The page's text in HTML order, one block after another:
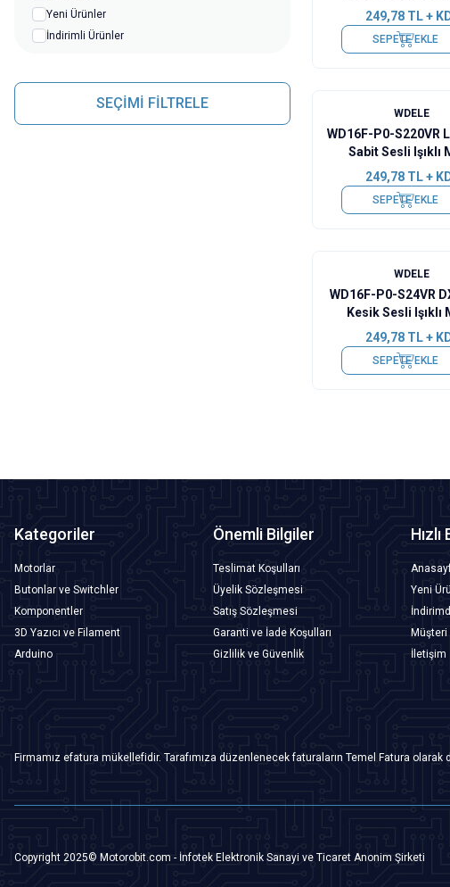
Yeni Ürünler
İndirimli Ürünler
SEÇİMİ FİLTRELE
Buzzer - 12V
249,78TL +
SEPETE EKLE
WDELE
WD16F-P0-S220VR
Sabit Sesli Işıklı
Buzzer -
249,78TL +
SEPETE EKLE
WDELE
WD16F-P0-S24VR
Kesik Sesli Işıklı
Buzzer - 24V
249,78TL +
SEPETE EKLE
Kategoriler
Motorlar
Butonlar ve Switchler
Komponentler
3D Yazıcı ve Filament
Arduino
Önemli Bilgiler
Teslimat Koşulları
Üyelik Sözleşmesi
Satış Sözleşmesi
Garanti ve İade Koşulları
Gizlilik ve Güvenlik
Yeni
Müşteri
İletişim
Firmamız efatura mükellefidir. Tarafımıza düzenlenecek faturaların Temel Fatura
Copyright 2025© Motorobit.com - İnfotek Elektronik Sanayi ve Ticaret Anonim Şirketi